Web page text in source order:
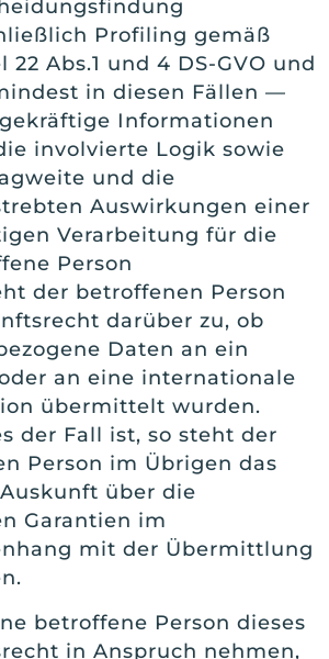
Profiling gemäß
22 Abs.1 und 4 DS-GVO und
in diesen Fällen —
Informationen
involvierte Logik sowie
und die
Auswirkungen einer
Verarbeitung für die
Person
der betroffenen Person
darüber zu, ob
Daten an ein
an eine internationale
übermittelt wurden.
der Fall ist, so steht der
Person im Übrigen das
über die
Garantien im
mit der Übermittlung
betroffene Person dieses
in Anspruch nehmen,